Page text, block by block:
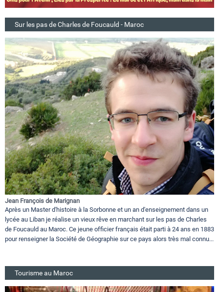
Sur les pas de Charles de Foucauld - Maroc
Jean François de Marignan
Après un Master d'histoire à la Sorbonne et un an d'enseignement dans un
lycée au Liban je réalise un vieux rêve en marchant sur les pas de Charles
de Foucauld au Maroc. Ce jeune officier français était parti à 24 ans en 1883
pour renseigner la Société de Géographie sur ce pays alors très mal connu...
Tourisme au Maroc